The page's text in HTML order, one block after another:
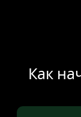
Как